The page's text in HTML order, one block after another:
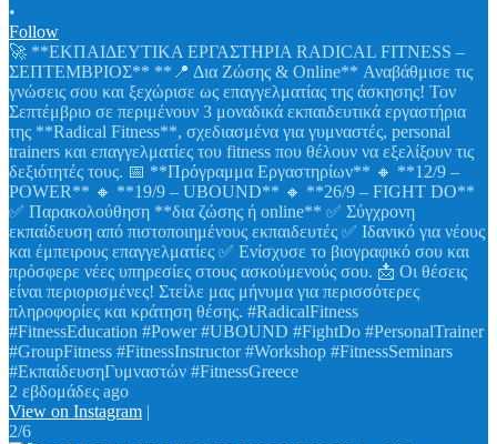
•
Follow
🚀 **ΕΚΠΑΙΔΕΥΤΙΚΑ ΕΡΓΑΣΤΗΡΙΑ RADICAL FITNESS –
ΣΕΠΤΕΜΒΡΙΟΣ** **📍 Δια Ζώσης & Online** Αναβάθμισε τις
γνώσεις σου και ξεχώρισε ως επαγγελματίας της άσκησης! Τον
Σεπτέμβριο σε περιμένουν 3 μοναδικά εκπαιδευτικά εργαστήρια
της **Radical Fitness**, σχεδιασμένα για γυμναστές, personal
trainers και επαγγελματίες του fitness που θέλουν να εξελίξουν τις
δεξιότητές τους. 📅 **Πρόγραμμα Εργαστηρίων** 🔸 **12/9 –
POWER** 🔸 **19/9 – UBOUND** 🔸 **26/9 – FIGHT DO**
✅ Παρακολούθηση **δια ζώσης ή online** ✅ Σύγχρονη
εκπαίδευση από πιστοποιημένους εκπαιδευτές ✅ Ιδανικό για νέους
και έμπειρους επαγγελματίες ✅ Ενίσχυσε το βιογραφικό σου και
πρόσφερε νέες υπηρεσίες στους ασκούμενούς σου. 📩 Οι θέσεις
είναι περιορισμένες! Στείλε μας μήνυμα για περισσότερες
πληροφορίες και κράτηση θέσης. #RadicalFitness
#FitnessEducation #Power #UBOUND #FightDo #PersonalTrainer
#GroupFitness #FitnessInstructor #Workshop #FitnessSeminars
#ΕκπαίδευσηΓυμναστών #FitnessGreece
2 εβδομάδες ago
View on Instagram |
2/6